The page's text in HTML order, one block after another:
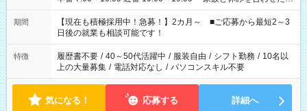
い」 「余裕を持って夕飯の準備がしたい」 「できれば残業はし
たくない」 など、ご希望を教えてくださいね。 ※Wワーク希望
の方へ 今ご覧のお仕事で希望する勤務時間と、もう1つのお仕事
の勤務時間。 合計で週40時間を超える場合は応募できません。
期間
【現在も積極採用中！急募！】2カ月～ ■ご応募から最短2～3
日後の就業も相談可能です！
特徴 履歴書不要 / 40～50代活躍中 / 服装自由 / シフト勤務 / 10名以
上の大量募集 / 電話対応なし / パソコンスキル不要
気になる！ 応募する 詳細へ